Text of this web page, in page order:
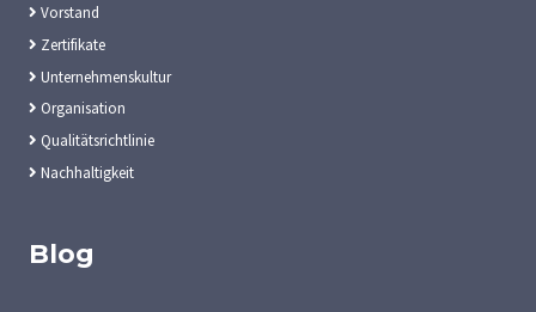
Vorstand
Zertifikate
Unternehmenskultur
Organisation
Qualitätsrichtlinie
Nachhaltigkeit
Blog